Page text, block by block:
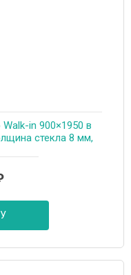
in 900×1950 в
стекла 8 мм,